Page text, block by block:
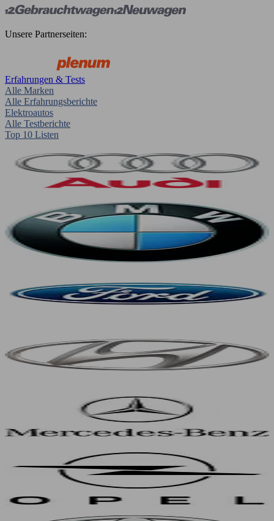
Unsere Partnerseiten:
Erfahrungen & Tests
Alle Marken
Alle Erfahrungsberichte
Elektroautos
Alle Testberichte
Top 10 Listen